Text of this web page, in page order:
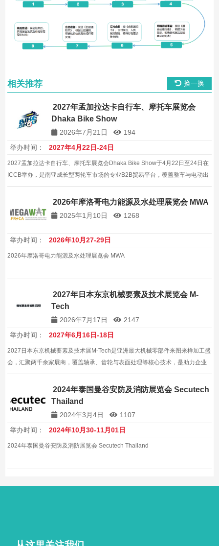
相关推荐 换一换
2027年孟加拉达卡自行车、摩托车展览会
Dhaka Bike Show
2026年7月21日
194
举办时间：
2027年4月22日-24日
2027孟加拉达卡自行车、摩托车展览会Dhaka Bike Show于4月22日至24日在
ICCB举办，是南亚成长型两轮车市场的专业B2B贸易平台，覆盖整车与电动出
行，协同效应明显。，协同效应与品牌声量持续放大。，是企业拓展该区域市
2026年摩洛哥电力能源及水处理展览会 MWA
2025年1月10日 1268
举办时间： 2026年10月27-29日
2026年摩洛哥电力能源及水处理展览会 MWA
2027年日本东京机械要素及技术展览会 M-
Tech
2026年7月17日
2147
举办时间：
2027年6月16日-18日
2027日本东京机械要素及技术展M-Tech是亚洲最大机械零部件来图来样加工盛
会，汇聚两千余家展商，覆盖轴承、齿轮与表面处理等核心技术，是助力企业
对接日本高端制造供应链、提升国际品牌影响力的核心专业平台，助力企业赢
得日本及国际客户的长期合作与订单。
2024年泰国曼谷安防及消防展览会 Secutech
Thailand
2024年3月4日
1107
举办时间：
2024年10月30-11月01日
2024年泰国曼谷安防及消防展览会 Secutech Thailand